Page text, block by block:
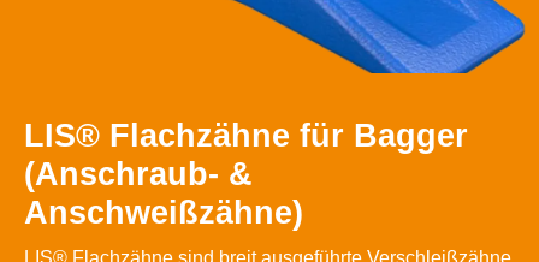
LIS® Flachzähne für Bagger
(Anschraub- &
Anschweißzähne)
LIS® Flachzähne sind breit ausgeführte Verschleißzähne